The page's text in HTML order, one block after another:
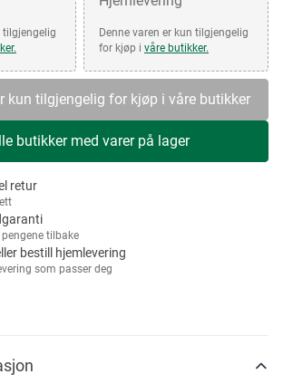
tilgjengelig
Denne varen er kun tilgjengelig
for kjøp i våre butikker.
kun tilgjengelig for kjøp i våre butikker
butikker med varer på lager
retur
tilbake
bestill hjemlevering
som passer deg